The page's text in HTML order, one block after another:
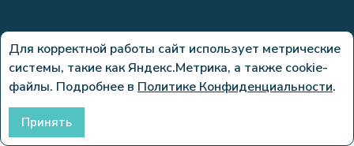
Для корректной работы сайт использует метрические
системы, такие как Яндекс.Метрика, а также cookie-
файлы. Подробнее в Политике Конфиденциальности.
Принять